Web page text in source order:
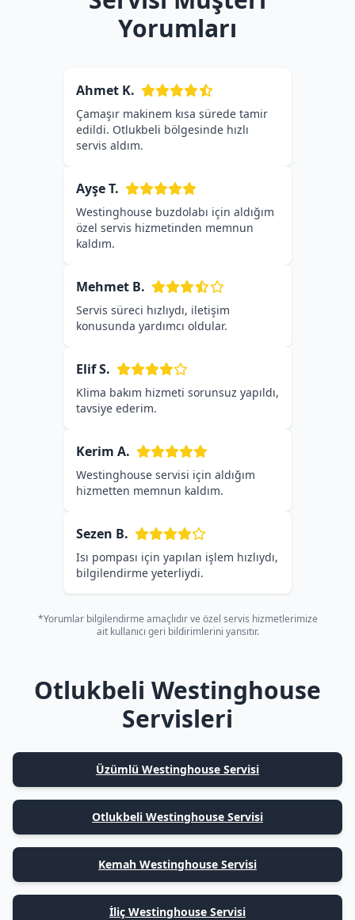
Yorumları
Ahmet K.
Çamaşır makinem kısa sürede tamir
edildi. Otlukbeli bölgesinde hızlı
servis aldım.
Ayşe T.
Westinghouse buzdolabı için aldığım
özel servis hizmetinden memnun
kaldım.
Mehmet B.
Servis süreci hızlıydı, iletişim
konusunda yardımcı oldular.
Elif S.
Klima bakım hizmeti sorunsuz yapıldı,
tavsiye ederim.
Kerim A.
Westinghouse servisi için aldığım
hizmetten memnun kaldım.
Sezen B.
Isı pompası için yapılan işlem hızlıydı,
bilgilendirme yeterliydi.
*Yorumlar bilgilendirme amaçlıdır ve özel servis hizmetlerimize
ait kullanıcı geri bildirimlerini yansıtır.
Otlukbeli Westinghouse
Servisleri
Üzümlü Westinghouse Servisi
Otlukbeli Westinghouse Servisi
Kemah Westinghouse Servisi
İliç Westinghouse Servisi